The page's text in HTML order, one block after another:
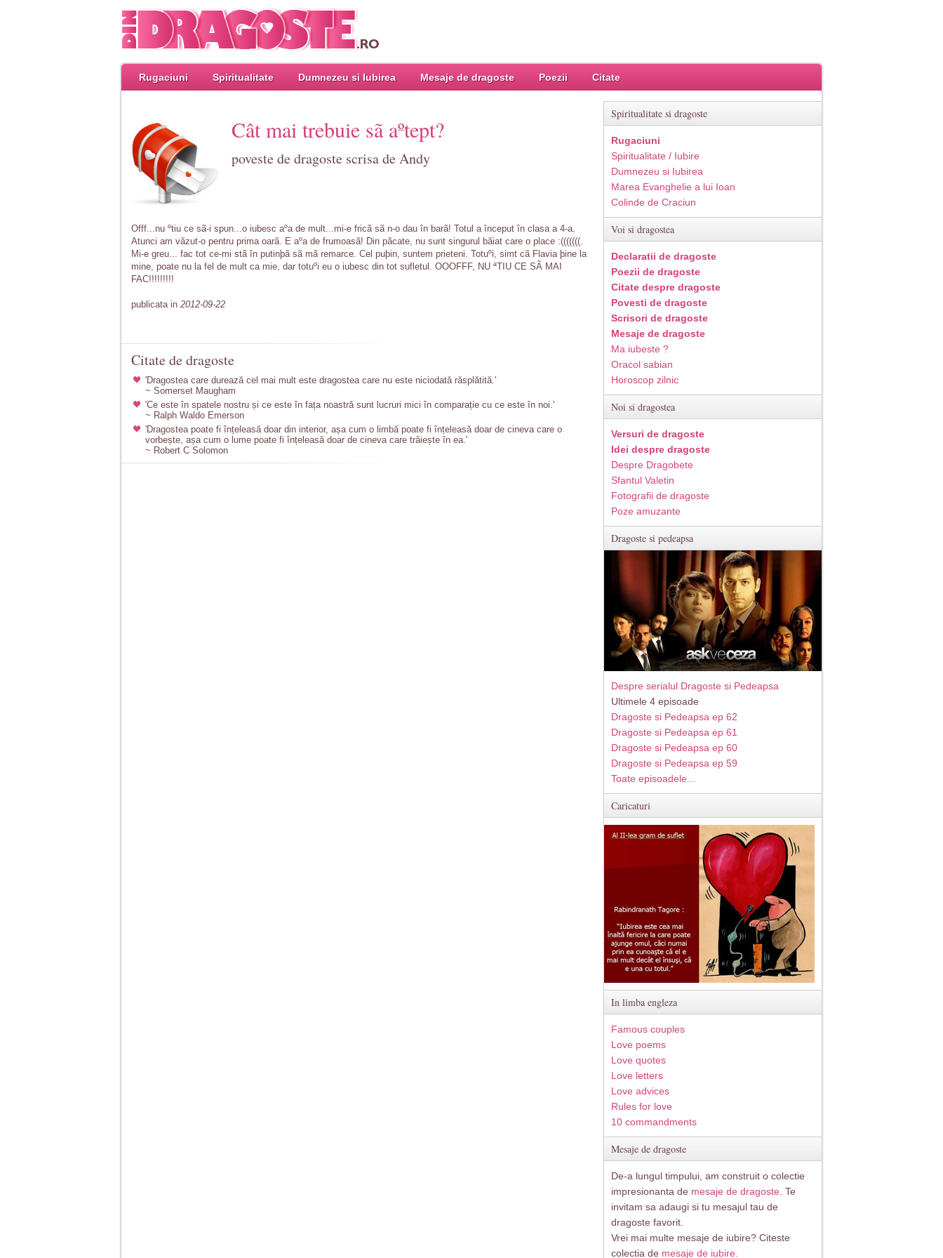
Rugaciuni Spiritualitate Dumnezeu si Iubirea Mesaje de dragoste Poezii Citate
Cât mai trebuie sã aºtept?
poveste de dragoste scrisa de Andy
Offf...nu ºtiu ce sã-i spun...o iubesc aºa de mult...mi-e fricã sã n-o dau în barã! Totul a început în clasa a 4-a.
Atunci am vãzut-o pentru prima oarã. E aºa de frumoasã! Din pãcate, nu sunt singurul bãiat care o place :(((((((.
Mi-e greu... fac tot ce-mi stã în putinþã sã mã remarce. Cel puþin, suntem prieteni. Totuºi, simt cã Flavia þine la
mine, poate nu la fel de mult ca mie, dar totuºi eu o iubesc din tot sufletul. OOOFFF, NU ªTIU CE SÃ MAI
FAC!!!!!!!!!
publicata in 2012-09-22
Citate de dragoste
'Dragostea care durează cel mai mult este dragostea care nu este niciodată răsplătită.'
~ Somerset Maugham
'Ce este în spatele nostru și ce este în fața noastră sunt lucruri mici în comparație cu ce este în noi.'
~ Ralph Waldo Emerson
'Dragostea poate fi înțeleasă doar din interior, așa cum o limbă poate fi înțeleasă doar de cineva care o
vorbește, așa cum o lume poate fi înțeleasă doar de cineva care trăiește în ea.'
~ Robert C Solomon
Spiritualitate si dragoste
Rugaciuni
Spiritualitate / Iubire
Dumnezeu si Iubirea
Marea Evanghelie a lui Ioan
Colinde de Craciun
Voi si dragostea
Declaratii de dragoste
Poezii de dragoste
Citate despre dragoste
Povesti de dragoste
Scrisori de dragoste
Mesaje de dragoste
Ma iubeste ?
Oracol sabian
Horoscop zilnic
Noi si dragostea
Versuri de dragoste
Idei despre dragoste
Despre Dragobete
Sfantul Valetin
Fotografii de dragoste
Poze amuzante
Dragoste si pedeapsa
Despre serialul Dragoste si Pedeapsa
Ultimele 4 episoade
Dragoste si Pedeapsa ep 62
Dragoste si Pedeapsa ep 61
Dragoste si Pedeapsa ep 60
Dragoste si Pedeapsa ep 59
Toate episoadele...
Caricaturi
In limba engleza
Famous couples
Love poems
Love quotes
Love letters
Love advices
Rules for love
10 commandments
Mesaje de dragoste
De-a lungul timpului, am construit o colectie
impresionanta de mesaje de dragoste . Te
invitam sa adaugi si tu mesajul tau de
dragoste favorit.
Vrei mai multe mesaje de iubire? Citeste
colectia de mesaje de iubire.